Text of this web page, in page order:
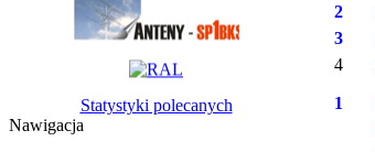
Statystyki polecanych
Nawigacja
2
3
4
1